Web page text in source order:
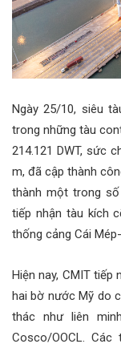
Ngày 25/10, siêu
trong những tàu
214.121 DWT, sức
m, đã cập thành
thành một trong
tiếp nhận tàu kích
thống cảng Cái
Hiện nay, CMIT
hai bờ nước Mỹ do
thác như liên
Cosco/OOCL.